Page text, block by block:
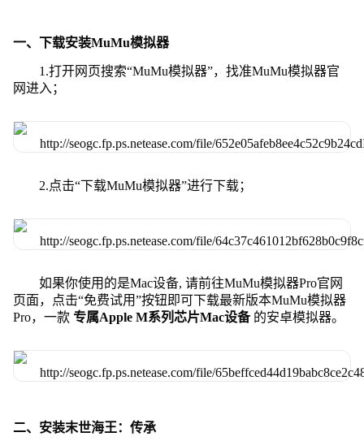
一、下载安装MuMu模拟器
1.打开网页搜索“MuMu模拟器”，找准MuMu模拟器官
网进入；
2.点击“下载MuMu模拟器”进行下载；
如果你使用的是Mac设备, 请前往MuMu模拟器Pro官网
页面，点击“免费试用”按钮即可下载最新版本MuMu模拟器
Pro，一款 专属Apple M系列芯片Mac设备 的安卓模拟器。
二、安装末世海王：传承